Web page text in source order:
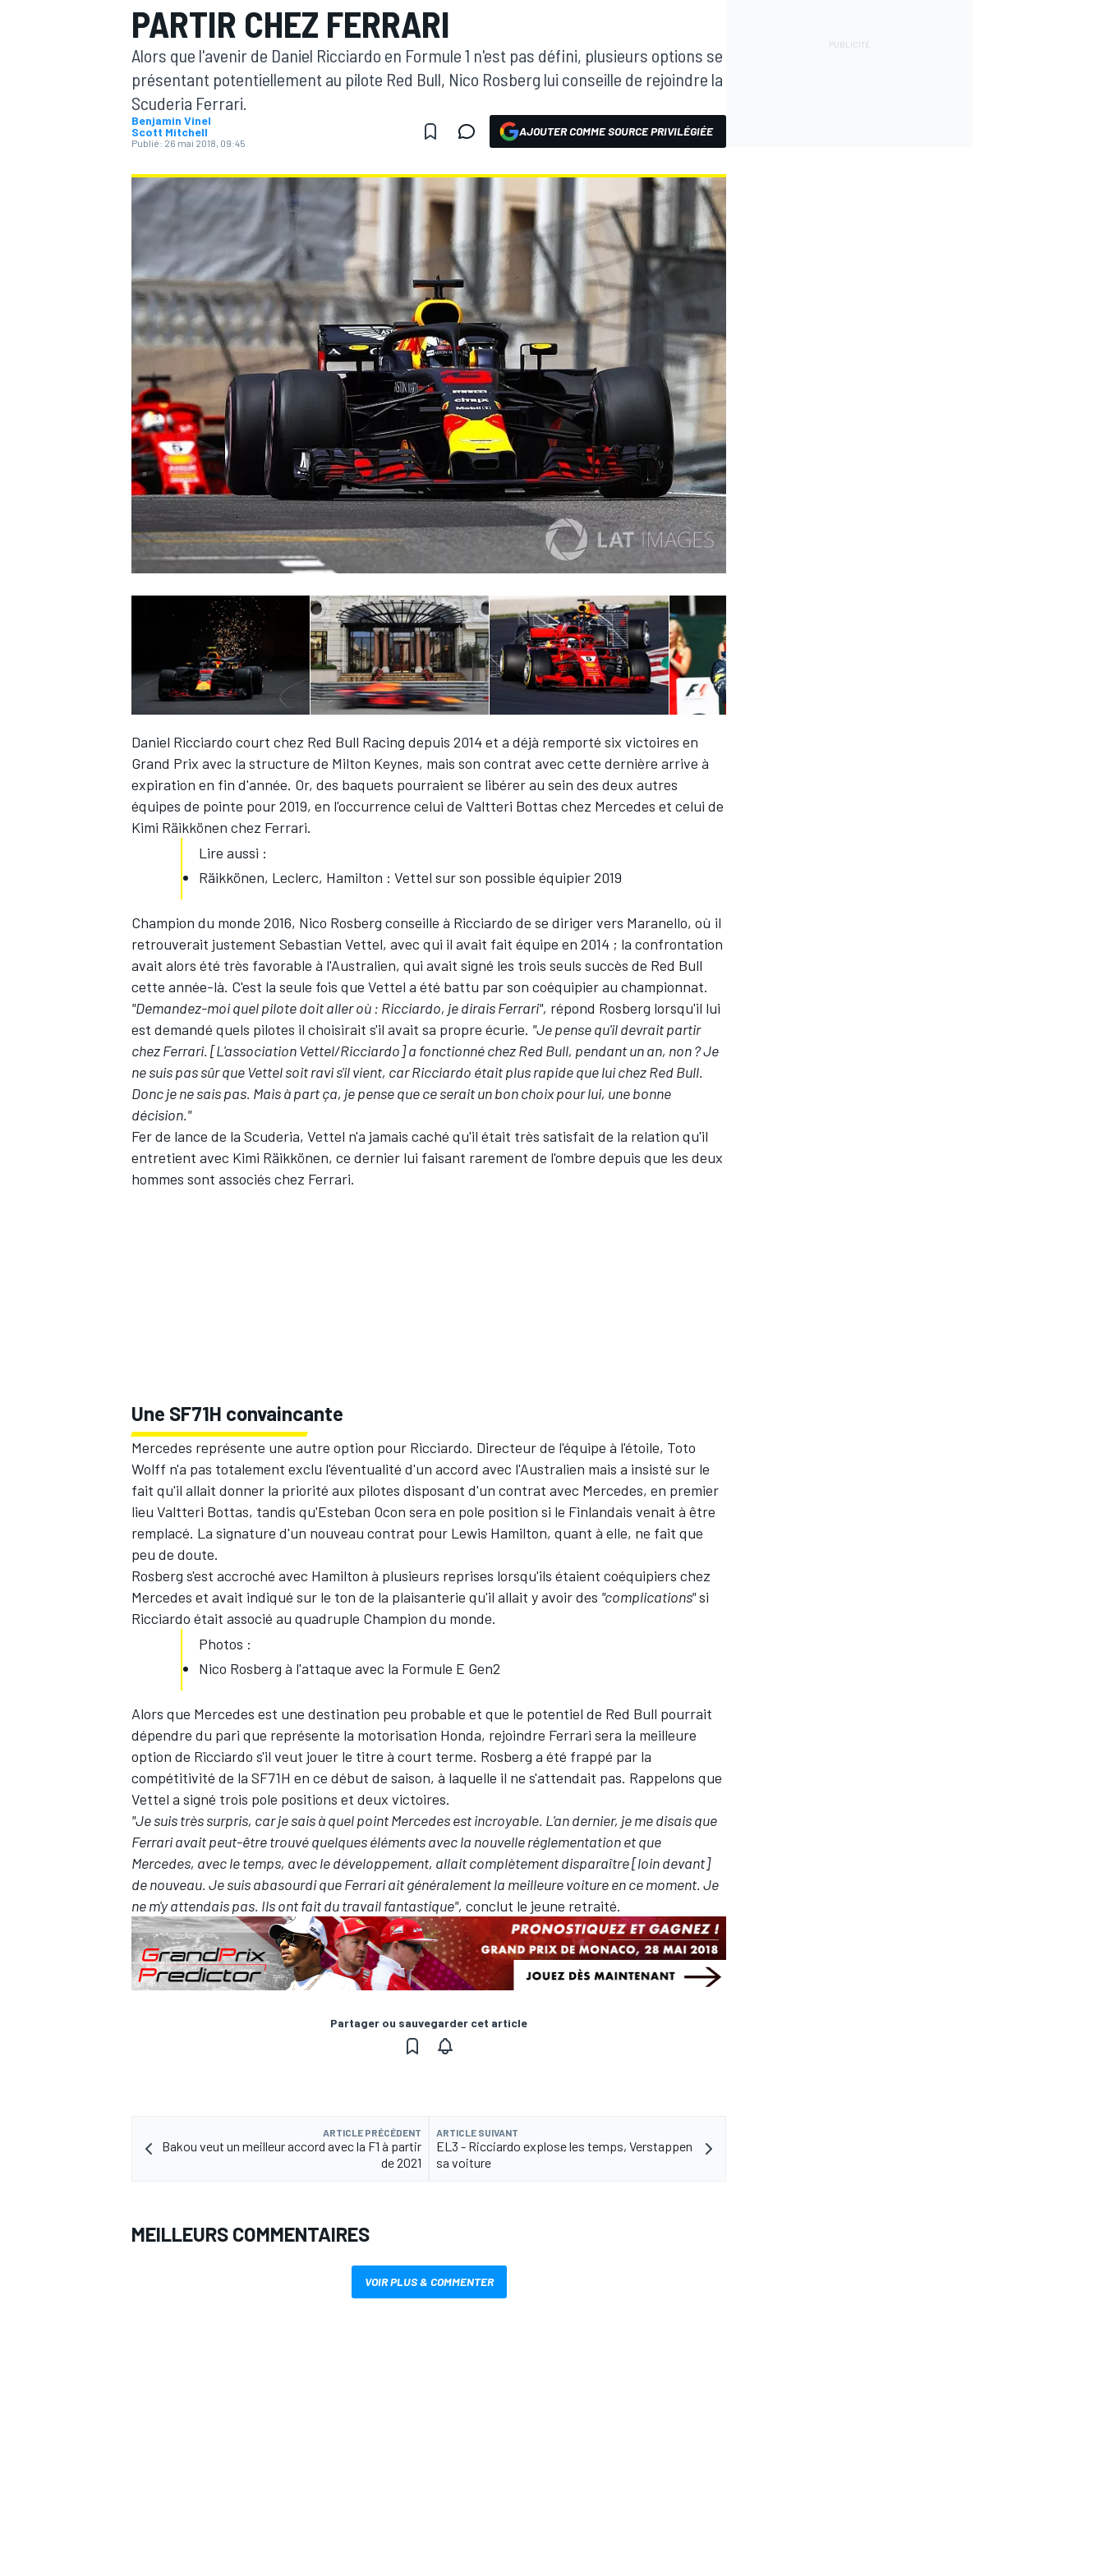
MOTOGP
WRC
AUTRES CHAMPIONNATS
PARTIR CHEZ FERRARI
Alors que l'avenir de Daniel Ricciardo en Formule 1 n'est pas défini, plusieurs options se
présentant potentiellement au pilote Red Bull, Nico Rosberg lui conseille de rejoindre la
Scuderia Ferrari.
Benjamin Vinel
Scott Mitchell
Publié: 26 mai 2018, 09:45
AJOUTER COMME SOURCE PRIVILÉGIÉE
Daniel Ricciardo court chez Red Bull Racing depuis 2014 et a déjà remporté six victoires en
Grand Prix avec la structure de Milton Keynes, mais son contrat avec cette dernière arrive à
expiration en fin d'année. Or, des baquets pourraient se libérer au sein des deux autres
équipes de pointe pour 2019, en l'occurrence celui de Valtteri Bottas chez Mercedes et celui de
Kimi Räikkönen chez Ferrari.
Lire aussi :
Räikkönen, Leclerc, Hamilton : Vettel sur son possible équipier 2019
Champion du monde 2016, Nico Rosberg conseille à Ricciardo de se diriger vers Maranello, où il
retrouverait justement Sebastian Vettel, avec qui il avait fait équipe en 2014 ; la confrontation
avait alors été très favorable à l'Australien, qui avait signé les trois seuls succès de Red Bull
cette année-là. C'est la seule fois que Vettel a été battu par son coéquipier au championnat.
"Demandez-moi quel pilote doit aller où : Ricciardo, je dirais Ferrari", répond Rosberg lorsqu'il lui
est demandé quels pilotes il choisirait s'il avait sa propre écurie. "Je pense qu'il devrait partir
chez Ferrari. [L'association Vettel/Ricciardo] a fonctionné chez Red Bull, pendant un an, non ? Je
ne suis pas sûr que Vettel soit ravi s'il vient, car Ricciardo était plus rapide que lui chez Red Bull.
Donc je ne sais pas. Mais à part ça, je pense que ce serait un bon choix pour lui, une bonne
décision."
Fer de lance de la Scuderia, Vettel n'a jamais caché qu'il était très satisfait de la relation qu'il
entretient avec Kimi Räikkönen, ce dernier lui faisant rarement de l'ombre depuis que les deux
hommes sont associés chez Ferrari.
Une SF71H convaincante
Mercedes représente une autre option pour Ricciardo. Directeur de l'équipe à l'étoile, Toto
Wolff n'a pas totalement exclu l'éventualité d'un accord avec l'Australien mais a insisté sur le
fait qu'il allait donner la priorité aux pilotes disposant d'un contrat avec Mercedes, en premier
lieu Valtteri Bottas, tandis qu'Esteban Ocon sera en pole position si le Finlandais venait à être
remplacé. La signature d'un nouveau contrat pour Lewis Hamilton, quant à elle, ne fait que
peu de doute.
Rosberg s'est accroché avec Hamilton à plusieurs reprises lorsqu'ils étaient coéquipiers chez
Mercedes et avait indiqué sur le ton de la plaisanterie qu'il allait y avoir des "complications"si
Ricciardo était associé au quadruple Champion du monde.
Photos :
Nico Rosberg à l'attaque avec la Formule E Gen2
Alors que Mercedes est une destination peu probable et que le potentiel de Red Bull pourrait
dépendre du pari que représente la motorisation Honda, rejoindre Ferrari sera la meilleure
option de Ricciardo s'il veut jouer le titre à court terme. Rosberg a été frappé par la
compétitivité de la SF71H en ce début de saison, à laquelle il ne s'attendait pas. Rappelons que
Vettel a signé trois pole positions et deux victoires.
"Je suis très surpris, car je sais à quel point Mercedes est incroyable. L'an dernier, je me disais que
Ferrari avait peut-être trouvé quelques éléments avec la nouvelle réglementation et que
Mercedes, avec le temps, avec le développement, allait complètement disparaître [loin devant]
de nouveau. Je suis abasourdi que Ferrari ait généralement la meilleure voiture en ce moment. Je
ne m'y attendais pas. Ils ont fait du travail fantastique", conclut le jeune retraité.
Partager ou sauvegarder cet article
ARTICLE PRÉCÉDENT
Bakou veut un meilleur accord avec la F1 à partir
de 2021
ARTICLE SUIVANT
EL3 - Ricciardo explose les temps, Verstappen
sa voiture
MEILLEURS COMMENTAIRES
VOIR PLUS & COMMENTER